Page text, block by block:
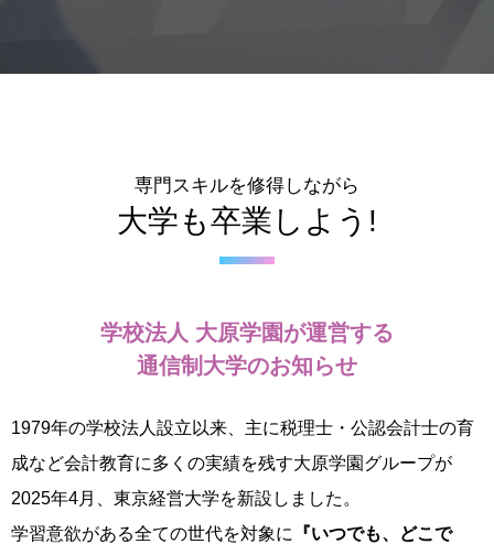
専門スキルを修得しながら
大学も卒業しよう!
学校法人 大原学園が運営する
通信制大学のお知らせ
1979年の学校法人設立以来、主に税理士・公認会計士の育
成など会計教育に多くの実績を残す大原学園グループが
2025年4月、東京経営大学を新設しました。
学習意欲がある全ての世代を対象に
『いつでも、どこで